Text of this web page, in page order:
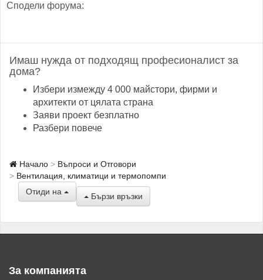
Сподели форума:
Имаш нужда от подходящ професионалист за
дома?
Избери измежду 4 000 майстори, фирми и
архитекти от цялата страна
Заяви проект безплатно
Разбери повече
Начало
Въпроси и Отговори
Вентилация, климатици и термопомпи
Отиди на
Бързи връзки
За компанията